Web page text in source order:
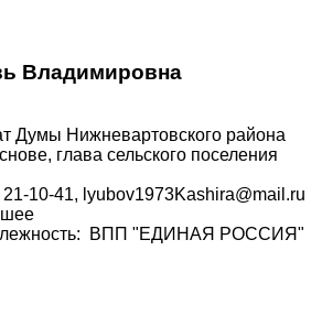
Владимировна
Думы Нижневартовского района
глава сельского поселения
10-41, lyubov1973Kashira@mail.ru
ВПП "ЕДИНАЯ РОССИЯ"